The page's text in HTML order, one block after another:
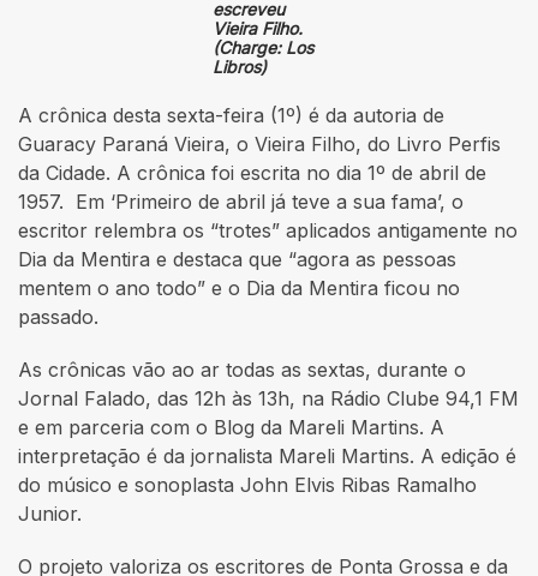
escreveu
Vieira Filho.
(Charge: Los
Libros)
A crônica desta sexta-feira (1º) é da autoria de
Guaracy Paraná Vieira, o Vieira Filho, do Livro Perfis
da Cidade. A crônica foi escrita no dia 1º de abril de
1957. Em ‘Primeiro de abril já teve a sua fama’, o
escritor relembra os “trotes” aplicados antigamente no
Dia da Mentira e destaca que “agora as pessoas
mentem o ano todo” e o Dia da Mentira ficou no
passado.
As crônicas vão ao ar todas as sextas, durante o
Jornal Falado, das 12h às 13h, na Rádio Clube 94,1 FM
e em parceria com o Blog da Mareli Martins. A
interpretação é da jornalista Mareli Martins. A edição é
do músico e sonoplasta John Elvis Ribas Ramalho
Junior.
O projeto valoriza os escritores de Ponta Grossa e da